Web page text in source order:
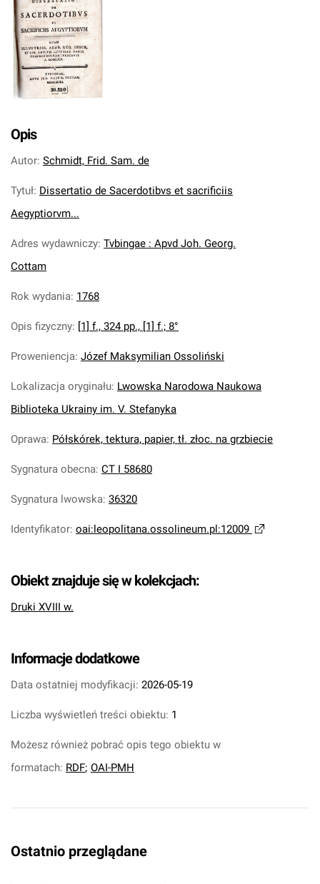
Opis
Autor: Schmidt, Frid. Sam. de
Tytuł: Dissertatio de Sacerdotibvs et sacrificiis
Aegyptiorvm...
Adres wydawniczy: Tvbingae : Apvd Joh. Georg.
Cottam
Rok wydania: 1768
Opis fizyczny: [1] f., 324 pp., [1] f.; 8°
Proweniencja: Józef Maksymilian Ossoliński
Lokalizacja oryginału: Lwowska Narodowa Naukowa
Biblioteka Ukrainy im. V. Stefanyka
Oprawa: Półskórek, tektura, papier, tł. złoc. na grzbiecie
Sygnatura obecna: CT I 58680
Sygnatura lwowska: 36320
Identyfikator: oai:leopolitana.ossolineum.pl:12009
Obiekt znajduje się w kolekcjach:
Druki XVIII w.
Informacje dodatkowe
Data ostatniej modyfikacji: 2026-05-19
Liczba wyświetleń treści obiektu: 1
Możesz również pobrać opis tego obiektu w
formatach: RDF; OAI-PMH
Ostatnio przeglądane